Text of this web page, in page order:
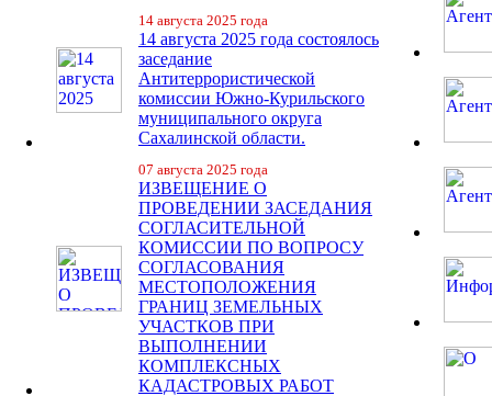
14 августа 2025 года
14 августа 2025 года состоялось
заседание
Антитеррористической
комиссии Южно-Курильского
муниципального округа
Сахалинской области.
07 августа 2025 года
ИЗВЕЩЕНИЕ О
ПРОВЕДЕНИИ ЗАСЕДАНИЯ
СОГЛАСИТЕЛЬНОЙ
КОМИССИИ ПО ВОПРОСУ
СОГЛАСОВАНИЯ
МЕСТОПОЛОЖЕНИЯ
ГРАНИЦ ЗЕМЕЛЬНЫХ
УЧАСТКОВ ПРИ
ВЫПОЛНЕНИИ
КОМПЛЕКСНЫХ
КАДАСТРОВЫХ РАБОТ